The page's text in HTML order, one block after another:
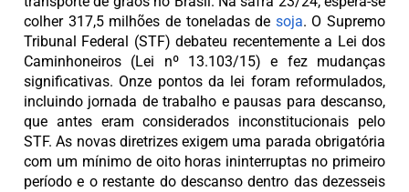
colher 317,5 milhões de toneladas de soja. O Supremo
Tribunal Federal (STF) debateu recentemente a Lei dos
Caminhoneiros (Lei nº 13.103/15) e fez mudanças
significativas. Onze pontos da lei foram reformulados,
incluindo jornada de trabalho e pausas para descanso,
que antes eram considerados inconstitucionais pelo
STF. As novas diretrizes exigem uma parada obrigatória
com um mínimo de oito horas ininterruptas no primeiro
período e o restante do descanso dentro das dezesseis